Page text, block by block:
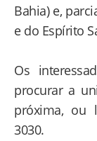
Bahia) e,
e do Espírito
Os
procurar a
próxima, ou
3030.